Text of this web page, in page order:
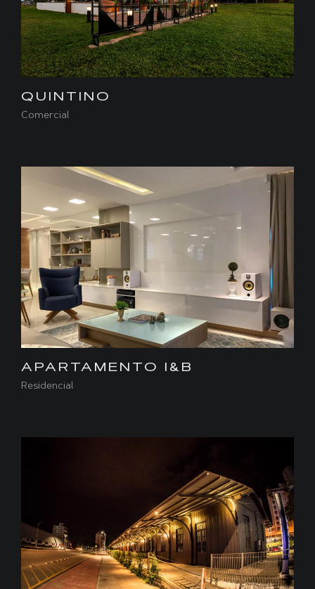
QUINTINO
Comercial
APARTAMENTO I&B
Residencial